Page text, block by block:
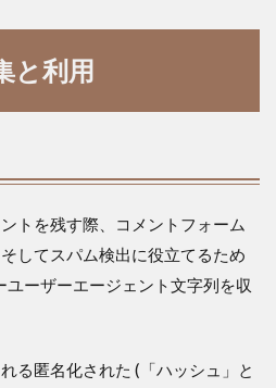
と利用
トを残す際、コメントフォーム
してスパム検出に役立てるため
ーザーエージェント文字列を収
る匿名化された (「ハッシュ」と